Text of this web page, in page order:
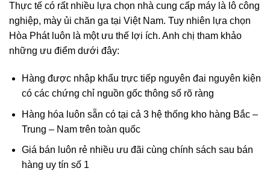
Thực tế có rất nhiều lựa chọn nhà cung cấp máy là lô công
nghiệp, mày ủi chăn ga tại Việt Nam. Tuy nhiên lựa chọn
Hòa Phát luôn là một ưu thế lợi ích. Anh chị tham khảo
những ưu điểm dưới đây:
Hàng được nhập khẩu trực tiếp nguyên đai nguyên kiện
có các chứng chỉ nguồn gốc thông số rõ ràng
Hàng hóa luôn sẵn có tại cả 3 hệ thống kho hàng Bắc –
Trung – Nam trên toàn quốc
Giá bán luôn rẻ nhiều ưu đãi cùng chính sách sau bán
hàng uy tín số 1